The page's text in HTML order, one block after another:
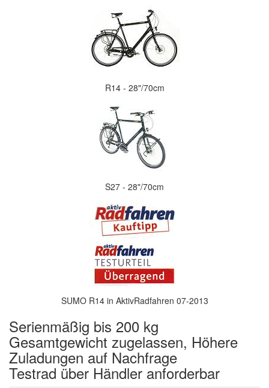
R14 - 28"/70cm
S27 - 28"/70cm
SUMO R14 in AktivRadfahren 07-2013
Serienmäßig bis 200 kg
Gesamtgewicht zugelassen, Höhere
Zuladungen auf Nachfrage
Testrad über Händler anforderbar